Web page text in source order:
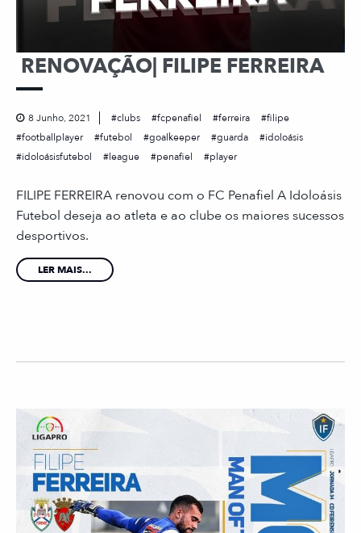
RENOVAÇÃO| FILIPE FERREIRA
8 Junho, 2021 clubs fcpenafiel ferreira
filipe
footballplayer
futebol goalkeeper guarda
idoloásis
idoloásisfutebol
league penafiel player
FILIPE FERREIRA renovou com o FC Penafiel A Idoloásis
Futebol deseja ao atleta e ao clube os maiores sucessos
desportivos.
LER MAIS...